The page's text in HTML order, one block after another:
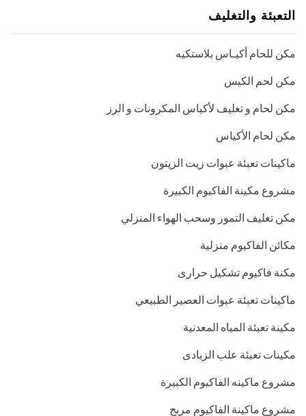
التعبئة والتغليف
مكن للحام أكيـاس بلاستكيه
مكن لحم الكيس
مكن لحام و تغليف لأكياس المكرونات و الرز
مكن لحام الأكياس
ماكينات تعبئة عبوات زيت الزيتون
مشروع مكينة الفاكيوم الكبيرة
مكن تغليف التمور وسحب الهواء المنزلي
مكائن الفاكيوم منزلية
مكنة فاكيوم تشكيل حرارى
ماكينات تعبئة عبوات العصير الطبيعي
مكينة تعبئة المياه المعدنية
مكينات تعبئة علب الزبادى
مشروع ماكينه الفاكيوم الكبيرة
مشروع ماكينة الفاكيوم مربح